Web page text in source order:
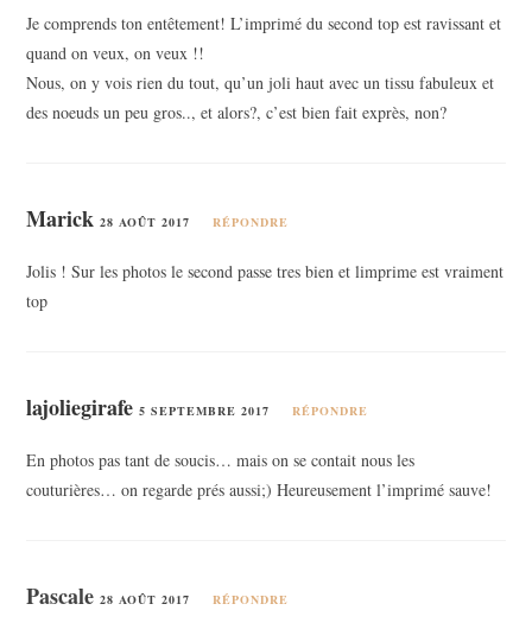
Je comprends ton entêtement! L’imprimé du second top est ravissant et
quand on veux, on veux !!
Nous, on y vois rien du tout, qu’un joli haut avec un tissu fabuleux et
des noeuds un peu gros.., et alors?, c’est bien fait exprès, non?
Marick 28 AOÛT 2017 RÉPONDRE
Jolis ! Sur les photos le second passe tres bien et limprime est vraiment
top
lajoliegirafe 5 SEPTEMBRE 2017 RÉPONDRE
En photos pas tant de soucis… mais on se contait nous les
couturières… on regarde prés aussi;) Heureusement l’imprimé sauve!
Pascale28 AOÛT 2017 RÉPONDRE